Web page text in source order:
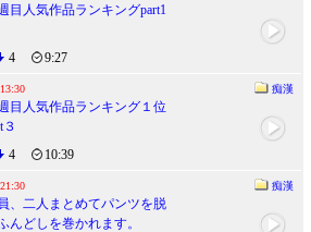
目人気作品ランキングpart1
4 9:27
痴漢
目人気作品ランキング１位
4 10:39
痴漢
、二人まとめてパンツを脱
んどしを巻かれます。